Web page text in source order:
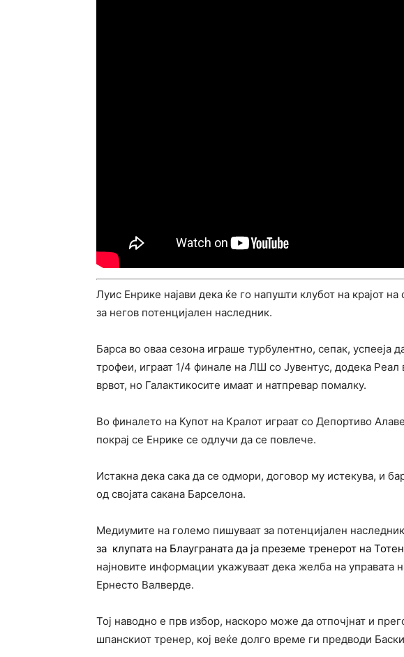
Луис Енрике најави дека ќе го напушти клубот на крајот
за негов потенцијален наследник.
Барса во оваа сезона играше турбулентно, сепак, успееја
трофеи, играат 1/4 финале на ЛШ со Јувентус, додека
врвот, но Галактикосите имаат и натпревар помалку.
Во финалето на Купот на Кралот играат со Депортиво
покрај се Енрике се одлучи да се повлече.
Истакна дека сака да се одмори, договор му истекува, и
од својата сакана Барселона.
Медиумите на големо пишуваат за потенцијален
за клупата на Блауграната да ја преземе тренерот на
најновите информации укажуваат дека желба на управата
Ернесто Валверде.
Тој наводно е прв избор, наскоро може да отпочјнат и
шпанскиот тренер, кој веќе долго време ги предводи